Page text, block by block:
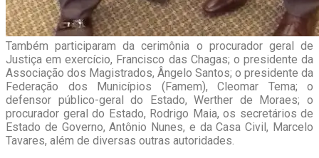
Também participaram da cerimônia o procurador geral de
Justiça em exercício, Francisco das Chagas; o presidente da
Associação dos Magistrados, Ângelo Santos; o presidente da
Federação dos Municípios (Famem), Cleomar Tema; o
defensor público-geral do Estado, Werther de Moraes; o
procurador geral do Estado, Rodrigo Maia, os secretários de
Estado de Governo, Antônio Nunes, e da Casa Civil, Marcelo
Tavares, além de diversas outras autoridades.